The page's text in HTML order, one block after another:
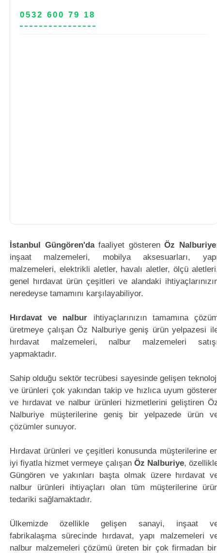
0532 600 79 18
İstanbul Güngören'dafaaliyet gösterenÖz Nalburiye
inşaat malzemeleri, mobilya aksesuarları,
malzemeleri, elektrikli aletler, havalı aletler, ölçü
genel hırdavat ürün çeşitleri ve alandaki
neredeyse tamamını karşılayabiliyor.
Hırdavat ve nalbur ihtiyaçlarınızın tamamına
üretmeye çalışan Öz Nalburiye geniş ürün yelpazesi
hırdavat malzemeleri, nalbur malzemeleri
yapmaktadır.
Sahip olduğu sektör tecrübesi sayesinde gelişen
ve ürünleri çok yakından takip ve hızlıca uyum
ve hırdavat ve nalbur ürünleri hizmetlerini geliştiren
Nalburiye müşterilerine geniş bir yelpazede ürün
çözümler sunuyor.
Hırdavat ürünleri ve çeşitleri konusunda müşterilerine
iyi fiyatla hizmet vermeye çalışan Öz Nalburiye,
Güngören ve yakınları başta olmak üzere hırdavat
nalbur ürünleri ihtiyaçları olan tüm müşterilerine
tedariki sağlamaktadır.
Ülkemizde özellikle gelişen sanayi, inşaat
fabrikalaşma sürecinde hırdavat, yapı malzemeleri
nalbur malzemeleri çözümü üreten bir çok firmadan